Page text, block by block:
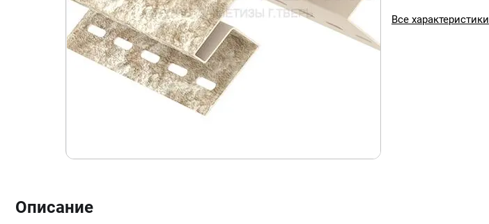
Все характеристики
Описание